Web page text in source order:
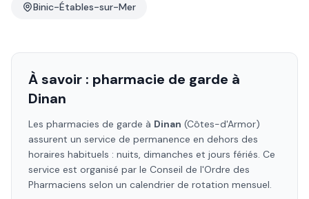
Binic-Étables-sur-Mer
À savoir : pharmacie de garde à
Dinan
Les pharmacies de garde à Dinan (Côtes-d'Armor)
assurent un service de permanence en dehors des
horaires habituels : nuits, dimanches et jours fériés. Ce
service est organisé par le Conseil de l'Ordre des
Pharmaciens selon un calendrier de rotation mensuel.